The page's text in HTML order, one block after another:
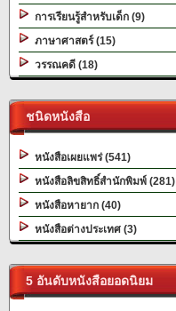
การเรียนรู้สำหรับเด็ก (9)
ภาษาศาสตร์ (15)
วรรณคดี (18)
ชนิดหนังสือ
หนังสือเผยแพร่ (541)
หนังสือลิขสิทธิ์สำนักพิมพ์ (281)
หนังสือหายาก (40)
หนังสือต่างประเทศ (3)
5 อันดับหนังสือยอดนิยม